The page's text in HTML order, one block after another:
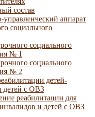
состав
аппарат
социального
социального
№ 1
социального
№ 2
детей-
детей с ОВЗ
реабилитации для
и детей с ОВЗ